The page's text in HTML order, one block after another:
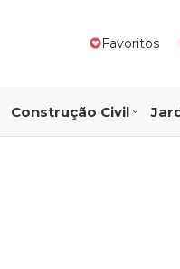
Favoritos
Construção Civil